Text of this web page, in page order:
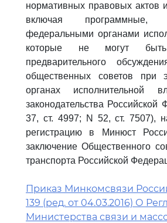
нормативных правовых актов
включая программные,
федеральными органами
которые не могут
предварительного
общественных советов при
органах исполнительной
законодательства Российской
37, ст. 4997; N 52, ст. 7507),
регистрацию в Минюст
заключение Общественного
транспорта Российской
Приказ Минкомсвязи
139 (ред. от 04.03.2016) О
Министерства связи и